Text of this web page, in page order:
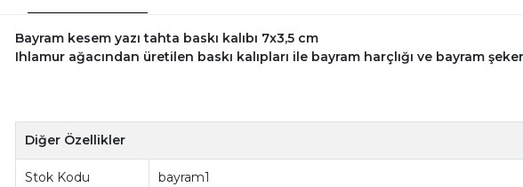
Bayram kesem yazı tahta baskı kalıbı 7x3,5 cm
Ihlamur ağacından üretilen baskı kalıpları ile bayram harçlığı ve bayram
Diğer Özellikler
Stok Kodu bayram1